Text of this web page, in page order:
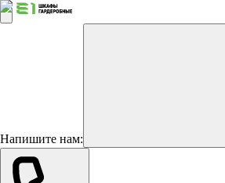
Напишите нам: